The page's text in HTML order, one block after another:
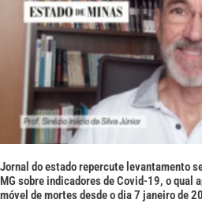
Jornal do estado repercute levantamento
MG sobre indicadores de Covid-19, o qual
móvel de mortes desde o dia 7 janeiro de